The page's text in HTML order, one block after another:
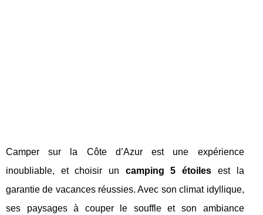
Camper sur la Côte d’Azur est une expérience
inoubliable, et choisir un camping 5 étoiles est la
garantie de vacances réussies. Avec son climat idyllique,
ses paysages à couper le souffle et son ambiance